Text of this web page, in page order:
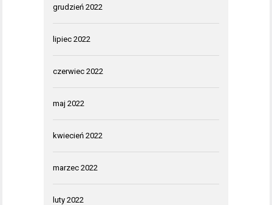
grudzień 2022
lipiec 2022
czerwiec 2022
maj 2022
kwiecień 2022
marzec 2022
luty 2022